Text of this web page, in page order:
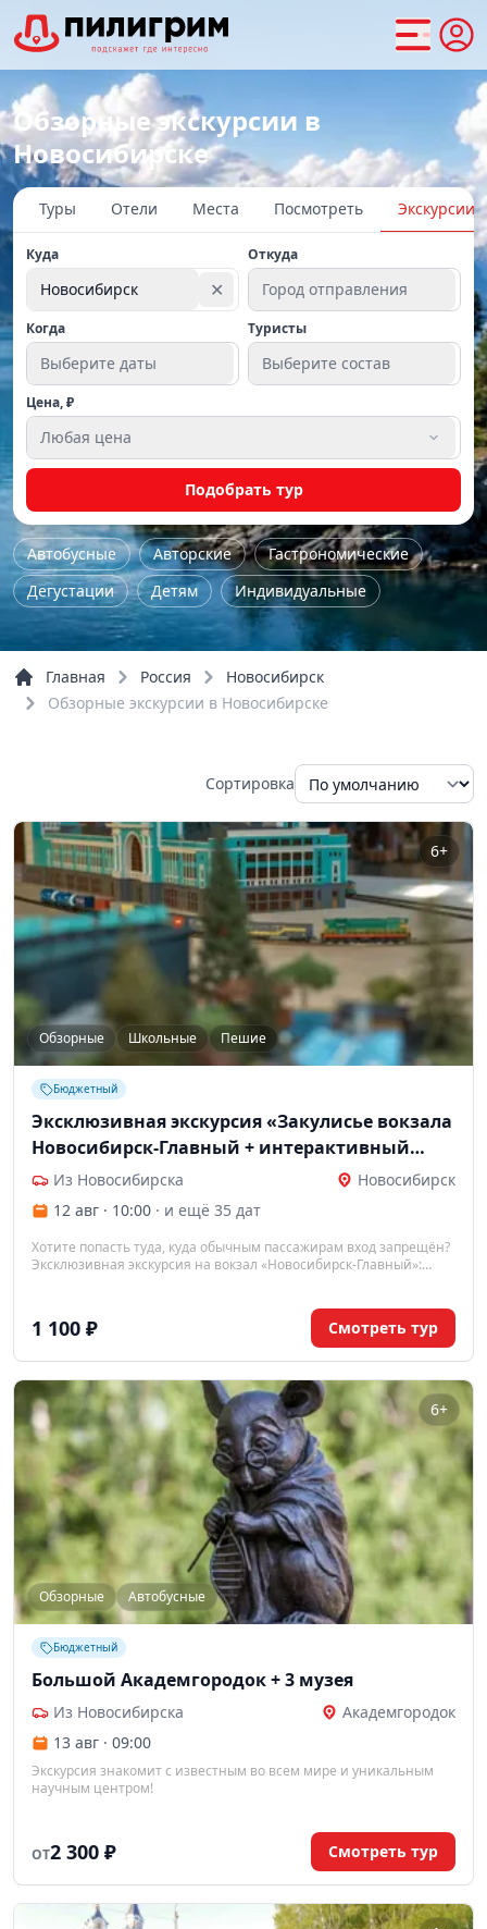
Обзорные экскурсии в
Новосибирске
Туры Отели Места Посмотреть Экскурсии
Куда
Новосибирск ✕
Откуда
Город отправления
Когда
Выберите даты
Туристы
Выберите состав
Цена, ₽
Любая цена
Подобрать тур
Автобусные Авторские
Гастрономические
Дегустации
Детям
Индивидуальные
Культурно-исторические
Мастер-класс
По городу
По области
Тур выходного дня
Главная Россия
Новосибирск
Обзорные экскурсии в Новосибирске
Сортировка
6+
Обзорные Школьные Пешие
Бюджетный
Эксклюзивная экскурсия «Закулисье вокзала
Новосибирск-Главный + интерактивный
макет «Новосибирь в миниатюре»
Из Новосибирска
Новосибирск
12 авг · 10:00 · и ещё 35 дат
Хотите попасть туда, куда обычным пассажирам вход запрещён?
Эксклюзивная экскурсия на вокзал «Новосибирск-Главный»:
нет в путеводителях.
1 100 ₽ Смотреть тур
6+
Обзорные Автобусные
Бюджетный
Большой Академгородок + 3 музея
Из Новосибирска
Академгородок
13 авг · 09:00
Экскурсия знакомит с известным во всем мире и уникальным
научным центром!
ОТ2 300 ₽ Смотреть тур